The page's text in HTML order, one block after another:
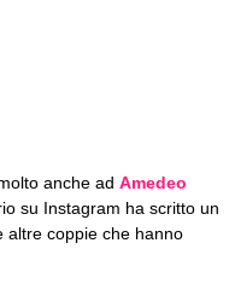
anche ad Amedeo
su Instagram ha scritto un
altre coppie che hanno